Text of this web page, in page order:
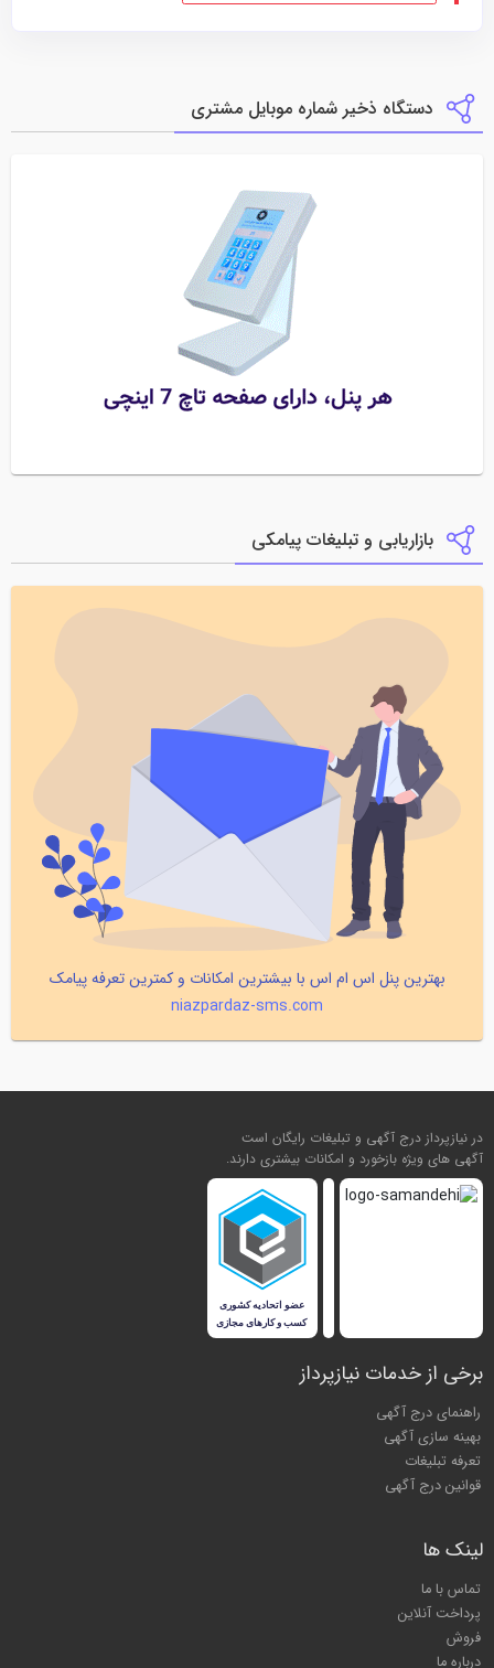
دستگاه ذخیر شماره موبایل مشتری
بازاریابی و تبلیغات پیامکی
بهترین پنل اس ام اس با بیشترین امکانات و کمترین تعرفه پیامک
niazpardaz-sms.com
در نیازپرداز درج آگهی و تبلیغات رایگان است
آگهی های ویژه بازخورد و امکانات بیشتری دارند.
برخی از خدمات نیازپرداز
راهنمای درج آگهی
بهینه سازی آگهی
تعرفه تبلیغات
قوانین درج آگهی
لینک ها
تماس با ما
پرداخت آنلاین
فروش
درباره ما